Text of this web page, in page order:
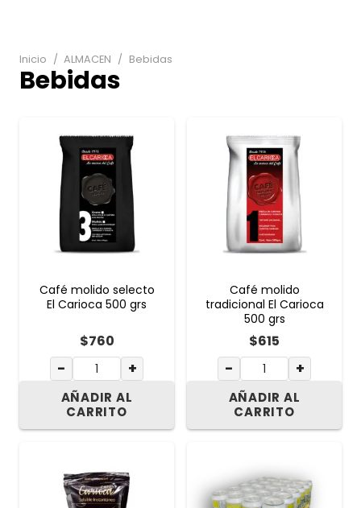
Inicio / ALMACEN / Bebidas
Bebidas
Café molido selecto
El Carioca 500 grs
$760
− +
AÑADIR AL
CARRITO
Café molido
tradicional El Carioca
500 grs
$615
− +
AÑADIR AL
CARRITO